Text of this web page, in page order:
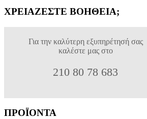
ΧΡΕΙΑΖΕΣΤΕ ΒΟΗΘΕΙΑ;
Για την καλύτερη εξυπηρέτησή σας
καλέστε μας στο
210 80 78 683
ΠΡΟΪΟΝΤΑ